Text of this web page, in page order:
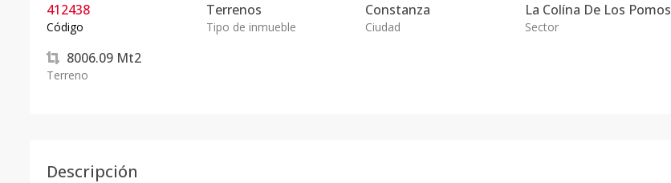
412438
Código
Terrenos
Tipo de inmueble
Constanza
Ciudad
La Colína De Los Pomos
Sector
8006.09 Mt2
Terreno
Descripción